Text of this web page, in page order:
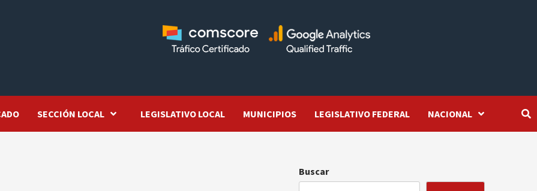
SECCIÓN LOCAL LEGISLATIVO LOCAL MUNICIPIOS LEGISLATIVO FEDERAL NACIONAL
Buscar